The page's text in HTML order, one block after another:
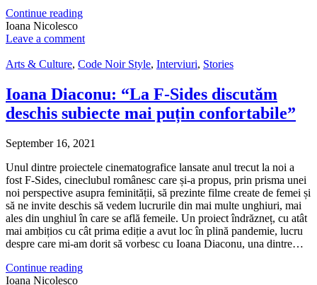
Continue reading
Ioana Nicolesco
Leave a comment
Arts & Culture, Code Noir Style, Interviuri, Stories
Ioana Diaconu: “La F-Sides discutăm
deschis subiecte mai puțin confortabile”
September 16, 2021
Unul dintre proiectele cinematografice lansate anul trecut la noi a
fost F-Sides, cineclubul românesc care și-a propus, prin prisma unei
noi perspective asupra feminității, să prezinte filme create de femei și
să ne invite deschis să vedem lucrurile din mai multe unghiuri, mai
ales din unghiul în care se află femeile. Un proiect îndrăzneț, cu atât
mai ambițios cu cât prima ediție a avut loc în plină pandemie, lucru
despre care mi-am dorit să vorbesc cu Ioana Diaconu, una dintre…
Continue reading
Ioana Nicolesco